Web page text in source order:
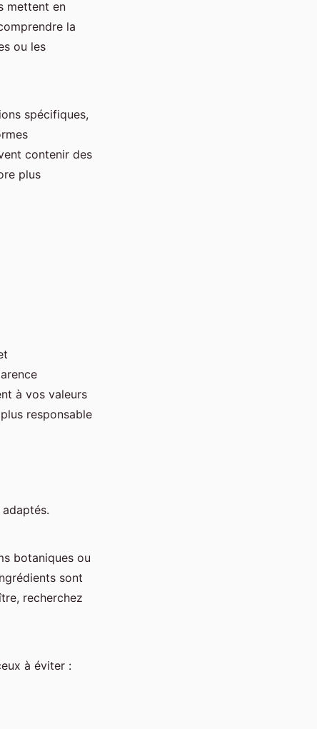
mettent en
la
ou les
spécifiques,
contenir des
plus
à vos valeurs
responsable
botaniques ou
sont
recherchez
à éviter :